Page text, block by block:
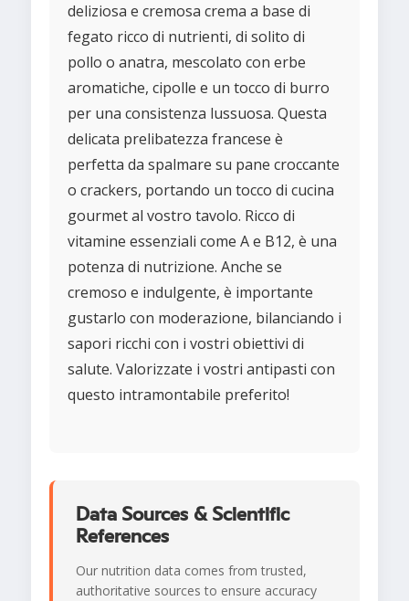
deliziosa e cremosa crema a base di
fegato ricco di nutrienti, di solito di
pollo o anatra, mescolato con erbe
aromatiche, cipolle e un tocco di burro
per una consistenza lussuosa. Questa
delicata prelibatezza francese è
perfetta da spalmare su pane croccante
o crackers, portando un tocco di cucina
gourmet al vostro tavolo. Ricco di
vitamine essenziali come A e B12, è una
potenza di nutrizione. Anche se
cremoso e indulgente, è importante
gustarlo con moderazione, bilanciando i
sapori ricchi con i vostri obiettivi di
salute. Valorizzate i vostri antipasti con
questo intramontabile preferito!
Data Sources & Scientific
References
Our nutrition data comes from trusted,
authoritative sources to ensure accuracy